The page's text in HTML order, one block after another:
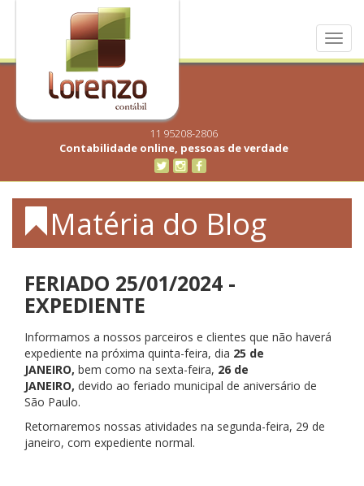
11 95208-2806
Contabilidade online, pessoas de verdade
Matéria do Blog
FERIADO 25/01/2024 -
EXPEDIENTE
Informamos a nossos parceiros e clientes que não haverá
expediente na próxima quinta-feira, dia 25 de
JANEIRO, bem como na sexta-feira, 26 de
JANEIRO, devido ao feriado municipal de aniversário de
São Paulo.
Retornaremos nossas atividades na segunda-feira, 29 de
janeiro, com expediente normal.